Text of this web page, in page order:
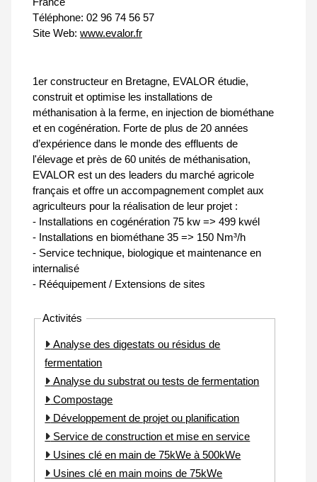
Téléphone: 02 96 74 56 57
Site Web: www.evalor.fr
1er constructeur en Bretagne, EVALOR étudie,
construit et optimise les installations de
méthanisation à la ferme, en injection de biométhane
et en cogénération. Forte de plus de 20 années
d’expérience dans le monde des effluents de
l'élevage et près de 60 unités de méthanisation,
EVALOR est un des leaders du marché agricole
français et offre un accompagnement complet aux
agriculteurs pour la réalisation de leur projet :
- Installations en cogénération 75 kw => 499 kwél
- Installations en biométhane 35 => 150 Nm³/h
- Service technique, biologique et maintenance en
internalisé
- Rééquipement / Extensions de sites
Activités
Analyse des digestats ou résidus de
fermentation
Analyse du substrat ou tests de fermentation
Compostage
Développement de projet ou planification
Service de construction et mise en service
Usines clé en main de 75kWe à 500kWe
Usines clé en main moins de 75kWe